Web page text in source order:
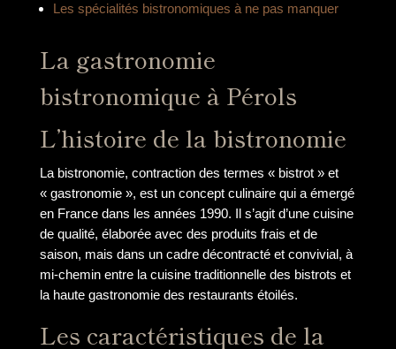
Les spécialités bistronomiques à ne pas manquer
La gastronomie
bistronomique à Pérols
L’histoire de la bistronomie
La bistronomie, contraction des termes « bistrot » et
« gastronomie », est un concept culinaire qui a émergé
en France dans les années 1990. Il s’agit d’une cuisine
de qualité, élaborée avec des produits frais et de
saison, mais dans un cadre décontracté et convivial, à
mi-chemin entre la cuisine traditionnelle des bistrots et
la haute gastronomie des restaurants étoilés.
Les caractéristiques de la